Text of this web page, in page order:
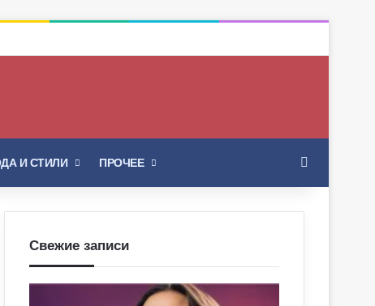
И СТИЛИ ПРОЧЕЕ
Свежие записи